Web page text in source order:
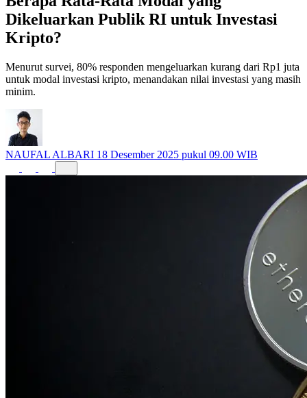
Dikeluarkan Publik RI untuk Investasi
Kripto?
Menurut survei, 80% responden mengeluarkan kurang dari Rp1 juta
untuk modal investasi kripto, menandakan nilai investasi yang masih
minim.
NAUFAL ALBARI 18 Desember 2025 pukul 09.00 WIB